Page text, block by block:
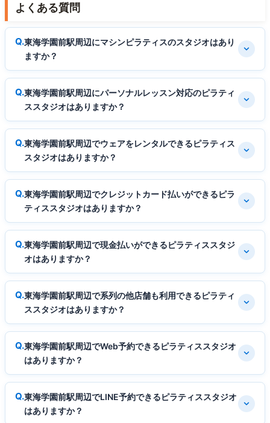
よくある質問
東海学園前駅周辺にマシンピラティスのスタジオはあり
ますか？
東海学園前駅周辺にパーソナルレッスン対応のピラティ
ススタジオはありますか？
東海学園前駅周辺でウェアをレンタルできるピラティス
スタジオはありますか？
東海学園前駅周辺でクレジットカード払いができるピラ
ティススタジオはありますか？
東海学園前駅周辺で現金払いができるピラティススタジ
オはありますか？
東海学園前駅周辺で系列の他店舗も利用できるピラティ
ススタジオはありますか？
東海学園前駅周辺でWeb予約できるピラティススタジオ
はありますか？
東海学園前駅周辺でLINE予約できるピラティススタジオ
はありますか？